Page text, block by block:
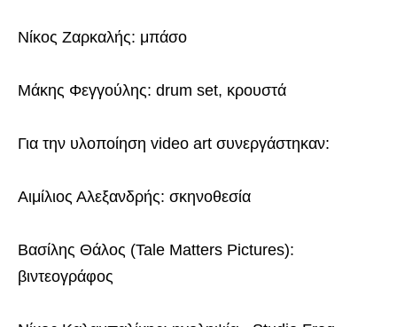
Νίκος Ζαρκαλής: μπάσο
Μάκης Φεγγούλης: drum set, κρουστά
Για την υλοποίηση video art συνεργάστηκαν:
Αιμίλιος Αλεξανδρής: σκηνοθεσία
Βασίλης Θάλος (Tale Matters Pictures):
βιντεογράφος